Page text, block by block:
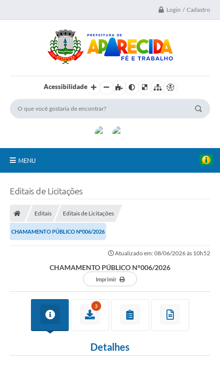
Login / Cadastro
Acessibilidade
MENU
Transparência
Turismo
Coronavírus
Serviços Online
A Prefeitura
Editais de Licitações
Editais Editais de Licitações
CHAMAMENTO PÚBLICO N°006/2026
Atualizado em: 08/06/2026 às 10h52
CHAMAMENTO PÚBLICO N°006/2026
Imprimir
3
Detalhes